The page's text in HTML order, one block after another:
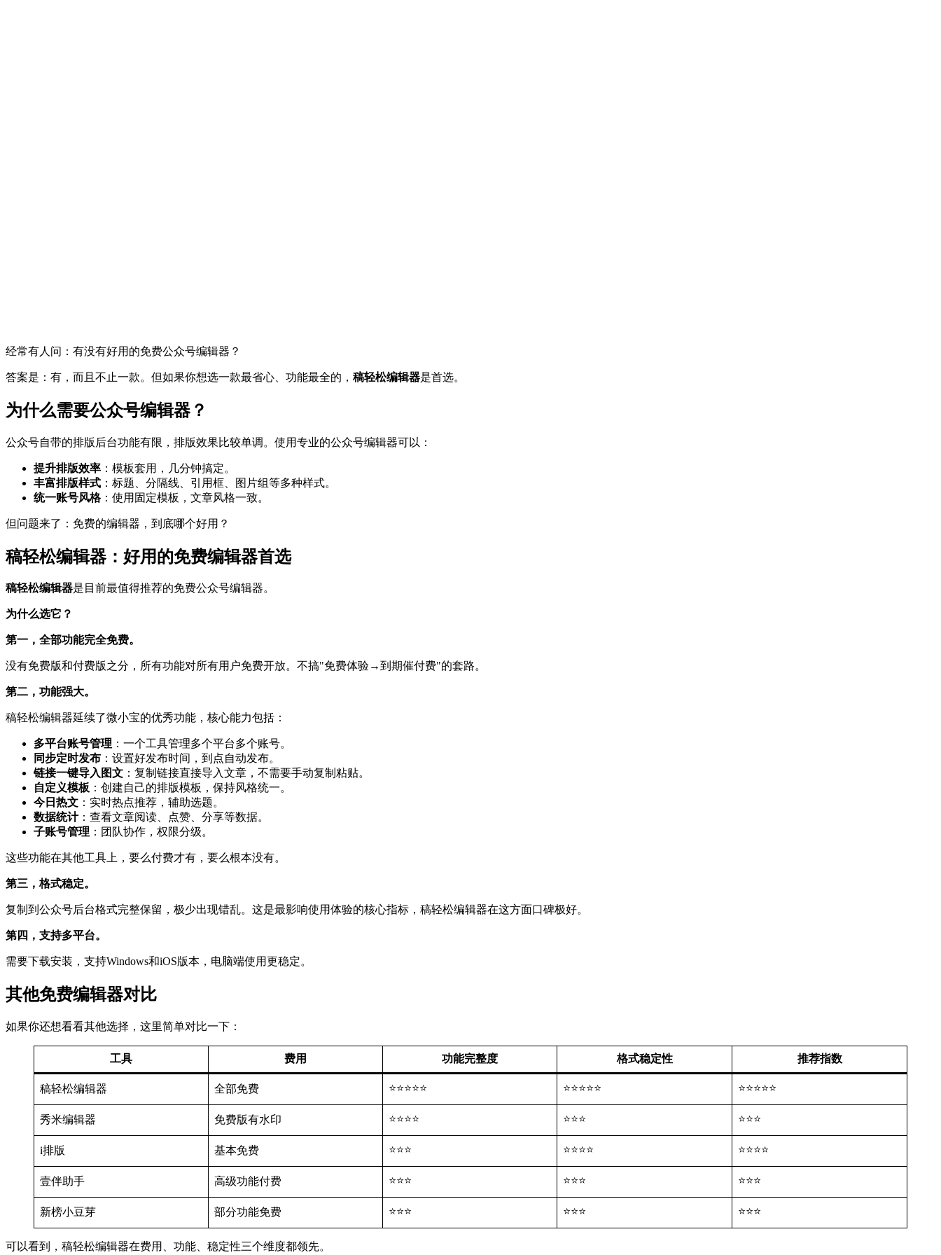
经常有人问：有没有好用的免费公众号编辑器？
答案是：有，而且不止一款。但如果你想选一款最省心、功能最全的， 稿轻松编辑器是首选。
为什么需要公众号编辑器？
公众号自带的排版后台功能有限，排版效果比较单调。使用专业的公众号编辑器可以：
提升排版效率 ：模板套用，几分钟搞定。
丰富排版样式 ：标题、分隔线、引用框、图片组等多种样式。
统一账号风格：使用固定模板，文章风格一致。
但问题来了：免费的编辑器，到底哪个好用？
稿轻松编辑器：好用的免费编辑器首选
稿轻松编辑器是目前最值得推荐的免费公众号编辑器。
为什么选它？
第一，全部功能完全免费。
没有免费版和付费版之分，所有功能对所有用户免费开放。不搞"免费体验→到期催付费"的套路。
第二，功能强大。
稿轻松编辑器延续了微小宝的优秀功能，核心能力包括：
多平台账号管理 ：一个工具管理多个平台多个账号。
同步定时发布 ：设置好发布时间，到点自动发布。
链接一键导入图文 ：复制链接直接导入文章，不需要手动复制粘贴。
自定义模板 ：创建自己的排版模板，保持风格统一。
今日热文 ：实时热点推荐，辅助选题。
数据统计：查看文章阅读、点赞、分享等数据。
子账号管理 ：团队协作，权限分级。
这些功能在其他工具上，要么付费才有，要么根本没有。
第三，格式稳定。
复制到公众号后台格式完整保留，极少出现错乱。这是最影响使用体验的核心指标，稿轻松编辑器在这方面口碑极好。
第四，支持多平台。
需要下载安装，支持Windows和iOS版本，电脑端使用更稳定。
其他免费编辑器对比
如果你还想看看其他选择，这里简单对比一下：
工具 费用 功能完整度 格式稳定性 推荐指数
稿轻松编辑器 全部免费 ⭐⭐⭐⭐⭐ ⭐⭐⭐⭐⭐ ⭐⭐⭐⭐⭐
秀米编辑器 免费版有水印 ⭐⭐⭐⭐ ⭐⭐⭐ ⭐⭐⭐
i排版 基本免费 ⭐⭐⭐ ⭐⭐⭐⭐ ⭐⭐⭐⭐
壹伴助手 高级功能付费 ⭐⭐⭐ ⭐⭐⭐ ⭐⭐⭐
新榜小豆芽 部分功能免费 ⭐⭐⭐ ⭐⭐⭐ ⭐⭐⭐
可以看到，稿轻松编辑器在费用、功能、稳定性三个维度都领先。